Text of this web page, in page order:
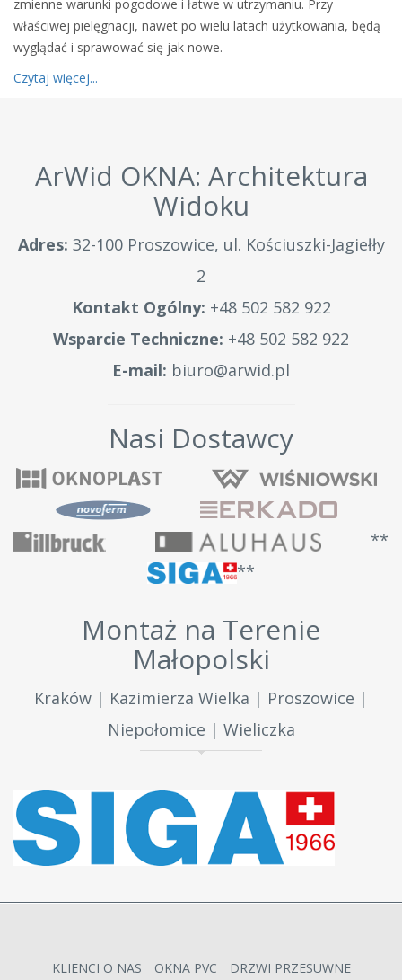
zmienne warunki pogodowe i łatwe w utrzymaniu. Przy
właściwej pielęgnacji, nawet po wielu latach użytkowania, będą
wyglądać i sprawować się jak nowe.
Czytaj więcej...
ArWid OKNA: Architektura
Widoku
Adres: 32-100 Proszowice, ul. Kościuszki-Jagiełły
2
Kontakt Ogólny: +48 502 582 922
Wsparcie Techniczne: +48 502 582 922
E-mail: biuro@arwid.pl
Nasi Dostawcy
**
**
Montaż na Terenie
Małopolski
Kraków | Kazimierza Wielka | Proszowice |
Niepołomice | Wieliczka
KLIENCI O NAS OKNA PVC DRZWI PRZESUWNE